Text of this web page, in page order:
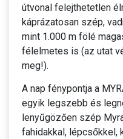
útvonal felejthetetlen
káprázatosan szép,
mint 1.000 m fölé
félelmetes is (az utat
meg!).
A nap fénypontja a
egyik legszebb és
lenyűgözően szép
fahidakkal,